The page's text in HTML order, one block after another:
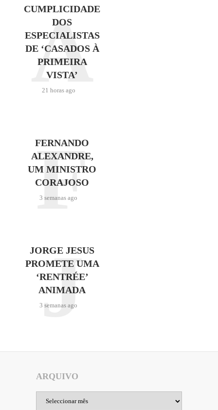
CUMPLICIDADE
DOS
ESPECIALISTAS
DE ‘CASADOS À
PRIMEIRA
VISTA’
21 horas ago
A
FERNANDO
ALEXANDRE,
UM MINISTRO
CORAJOSO
3 semanas ago
F
JORGE JESUS
PROMETE UMA
‘RENTRÉE’
ANIMADA
3 semanas ago
J
ARQUIVO